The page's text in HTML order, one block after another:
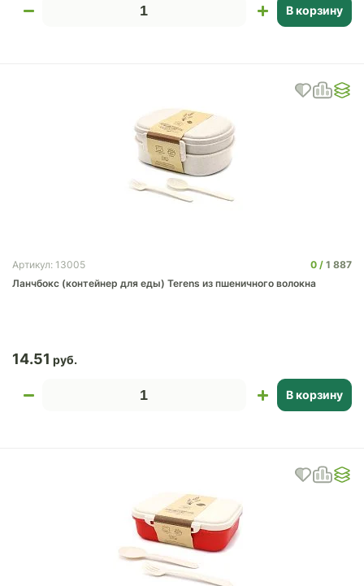
В корзину
Артикул: 13005 0
1 887
Ланчбокс (контейнер для еды) Terens из пшеничного волокна
14.51
В корзину